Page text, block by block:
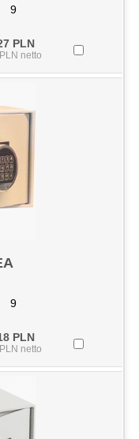
9
PLN
netto
9
PLN
netto